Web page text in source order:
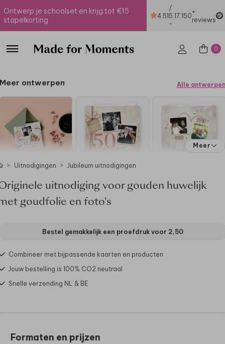
Ontwerp je schoolset en krijg tot €15
stapelkorting
4.51
/
5
-
17.150+
reviews
0
Meer ontwerpen Alle ontwerpen
Meer
Uitnodigingen Jubileum uitnodigingen
uitnodiging voor gouden huwelijk
goudfolie en foto's
Bestel gemakkelijk een proefdruk voor 2,50
Combineer met bijpassende kaarten en producten
Jouw bestelling is 100% CO2 neutraal
Snelle verzending NL & BE
Formaten en prijzen